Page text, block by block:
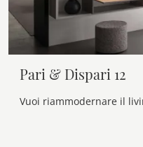
Pari & Dispari 12